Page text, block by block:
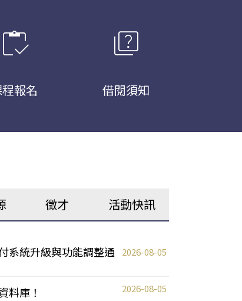
inventory
報名
quiz
借閱須知
徵才 活動快訊
系統升級與功能調整通
2026-08-05
料庫！ 2026-08-05